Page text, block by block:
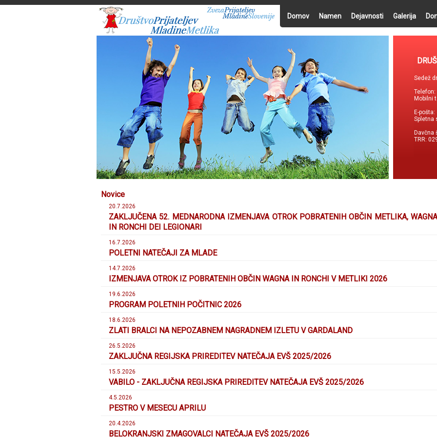
Domov Namen Dejavnosti Galerija
Sedež
Mobilni
E-pošta:
Spletna
Davčna
TRR:
Novice
20.7.2026
ZAKLJUČENA 52. MEDNARODNA IZMENJAVA OTROK POBRATENIH OBČIN METLIKA, WAGNA
IN RONCHI DEI LEGIONARI
16.7.2026
POLETNI NATEČAJI ZA MLADE
14.7.2026
IZMENJAVA OTROK IZ POBRATENIH OBČIN WAGNA IN RONCHI V METLIKI 2026
19.6.2026
PROGRAM POLETNIH POČITNIC 2026
18.6.2026
ZLATI BRALCI NA NEPOZABNEM NAGRADNEM IZLETU V GARDALAND
26.5.2026
ZAKLJUČNA REGIJSKA PRIREDITEV NATEČAJA EVŠ 2025/2026
15.5.2026
VABILO - ZAKLJUČNA REGIJSKA PRIREDITEV NATEČAJA EVŠ 2025/2026
4.5.2026
PESTRO V MESECU APRILU
20.4.2026
BELOKRANJSKI ZMAGOVALCI NATEČAJA EVŠ 2025/2026